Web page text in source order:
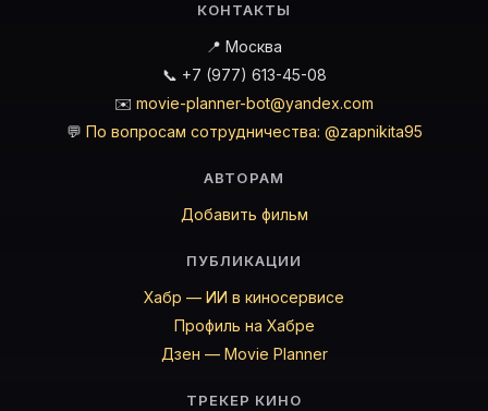
КОНТАКТЫ
📍 Москва
📞 +7 (977) 613-45-08
✉️ movie-planner-bot@yandex.com
💬 По вопросам сотрудничества: @zapnikita95
АВТОРАМ
Добавить фильм
ПУБЛИКАЦИИ
Хабр — ИИ в киносервисе
Профиль на Хабре
Дзен — Movie Planner
ТРЕКЕР КИНО